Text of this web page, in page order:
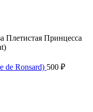
Плетистая Принцесса
de Ronsard) 500 ₽